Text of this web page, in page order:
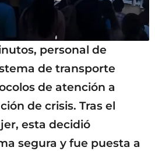
personal de
de transporte
de atención a
de crisis. Tras el
esta decidió
segura y fue puesta a